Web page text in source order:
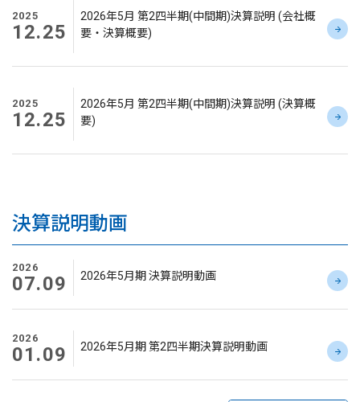
2025
12.25
2026年5月 第2四半期(中間期)決算説明 (会社概
要・決算概要)
2025
12.25
2026年5月 第2四半期(中間期)決算説明 (決算概
要)
決算説明動画
2026
07.09 2026年5月期 決算説明動画
2026
01.09 2026年5月期 第2四半期決算説明動画